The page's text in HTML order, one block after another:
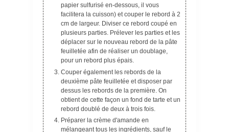
papier sulfurisé en-dessous, il vous
facilitera la cuisson) et couper le rebord à 2
cm de largeur. Diviser ce rebord coupé en
plusieurs parties. Prélever les parties et les
déplacer sur le nouveau rebord de la pâte
feuilletée afin de réaliser un doublage,
pour un rebord plus épais.
Couper également les rebords de la
deuxième pâte feuilletée et disposer par
dessus les rebords de la première. On
obtient de cette façon un fond de tarte et un
rebord doublé de deux à trois fois.
Préparer la crème d'amande en
mélangeant tous les ingrédients, sauf le